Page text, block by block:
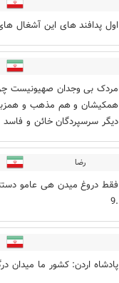
اول پدافند های این آشغال های
مردک بی وجدان صهیونیست
همکیشان و هم مذهب و
دیگر سرسپردگان خائن و
رضا
فقط دروغ میدن هی عامو
.9
پادشاه اردن: کشور ما میدان